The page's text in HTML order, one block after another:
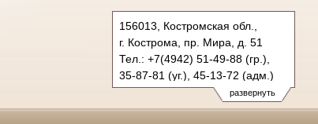
развернуть
156013, Костромская обл.,
г. Кострома, пр. Мира, д. 51
Тел.: +7(4942) 51-49-88 (гр.),
35-87-81 (уг.), 45-13-72 (адм.)
leninsky.kst@sudrf.ru